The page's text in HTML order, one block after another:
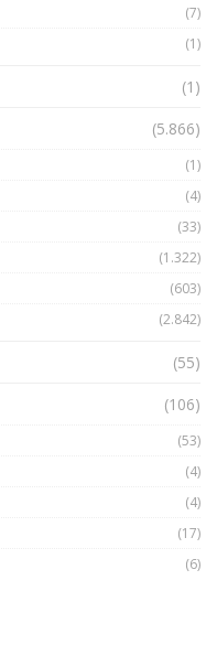
– Trò đùa tỷ đô
(7)
(1)
(1)
(5.866)
(1)
(4)
(33)
(1.322)
(603)
(2.842)
(55)
(106)
(53)
(4)
(4)
(17)
(6)